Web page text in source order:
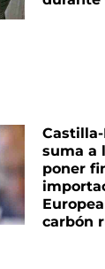
suma a
poner
carbón